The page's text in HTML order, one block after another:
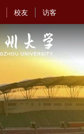
校友 访客